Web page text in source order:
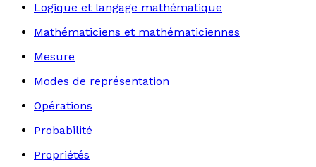
Logique et langage mathématique
Mathématiciens et mathématiciennes
Mesure
Modes de représentation
Opérations
Probabilité
Propriétés